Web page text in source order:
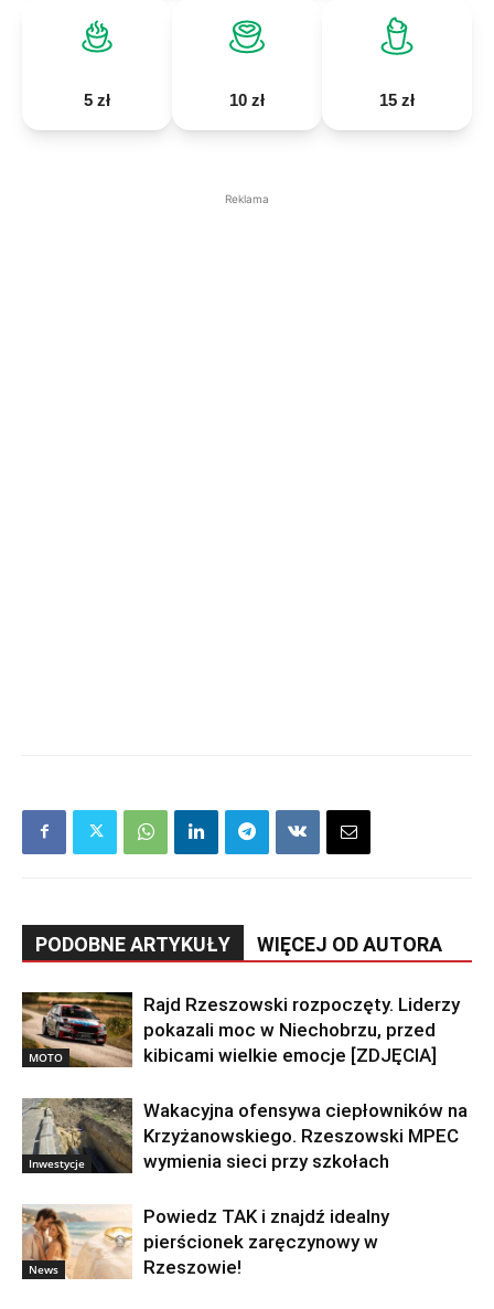
5 zł 10 zł 15 zł
Reklama
PODOBNE ARTYKUŁY WIĘCEJ OD AUTORA
MOTO
Rajd Rzeszowski rozpoczęty. Liderzy
pokazali moc w Niechobrzu, przed
kibicami wielkie emocje [ZDJĘCIA]
Inwestycje
Wakacyjna ofensywa ciepłowników na
Krzyżanowskiego. Rzeszowski MPEC
wymienia sieci przy szkołach
News
Powiedz TAK i znajdź idealny
pierścionek zaręczynowy w
Rzeszowie!